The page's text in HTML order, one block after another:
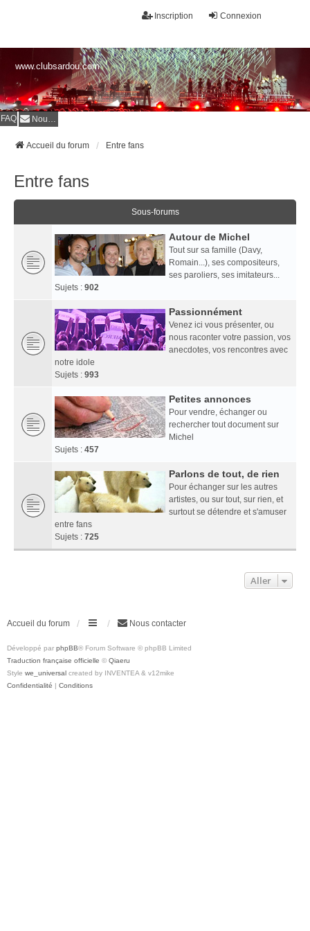
Connexion
Inscription
www.clubsardou.com
FAQ Nous contacter
Accueil du forum Entre fans
Entre fans
Sous-forums
Autour de Michel
Tout sur sa famille (Davy,
Romain...), ses compositeurs,
ses paroliers, ses imitateurs...
Sujets : 902
Passionnément
Venez ici vous présenter, ou
nous raconter votre passion, vos
anecdotes, vos rencontres avec
notre idole
Sujets : 993
Petites annonces
Pour vendre, échanger ou
rechercher tout document sur
Michel
Sujets : 457
Parlons de tout, de rien
Pour échanger sur les autres
artistes, ou sur tout, sur rien, et
surtout se détendre et s'amuser
entre fans
Sujets : 725
Aller
Accueil du forum Nous contacter
Développé par phpBB® Forum Software © phpBB Limited
Traduction française officielle © Qiaeru
Style we_universal created by INVENTEA & v12mike
Confidentialité | Conditions